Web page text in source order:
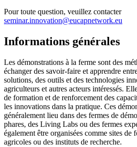
Pour toute question, veuillez contacter
seminar.innovation@eucapnetwork.eu
Informations générales
Les démonstrations à la ferme sont des
échanger des savoir-faire et apprendre
solutions, des outils et des technologies
agriculteurs et autres acteurs intéressés.
de formation et de renforcement des
les innovations dans la pratique. Ces
généralement lieu dans des fermes de
phares, des Living Labs ou des fermes
également être organisées comme sites de
agricoles ou des instituts de recherche.